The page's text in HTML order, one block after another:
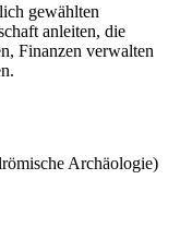
gewählten
anleiten, die
Finanzen verwalten
Archäologie)